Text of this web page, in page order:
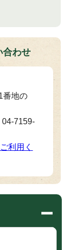
合わせ
番地の
7159-
利用く